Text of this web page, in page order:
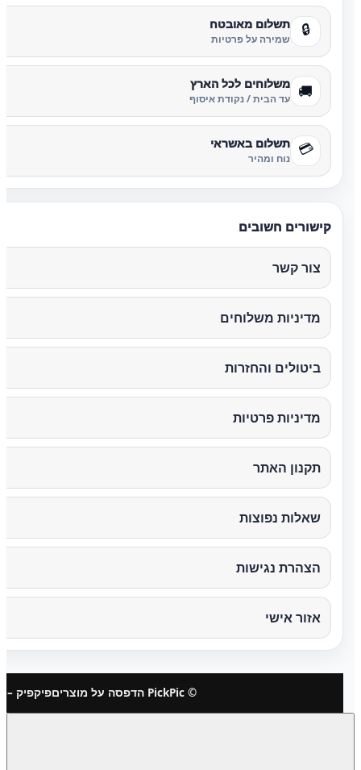
🔒 תשלום מאובטח
שמירה על פרטיות
🚚 משלוחים לכל הארץ
עד הבית / נקודת איסוף
💳 תשלום באשראי
נוח ומהיר
קישורים חשובים
צור קשר
מדיניות משלוחים
ביטולים והחזרות
מדיניות פרטיות
תקנון האתר
שאלות נפוצות
הצהרת נגישות
אזור אישי
© PickPic הדפסה על מוצרים פיקפיק –